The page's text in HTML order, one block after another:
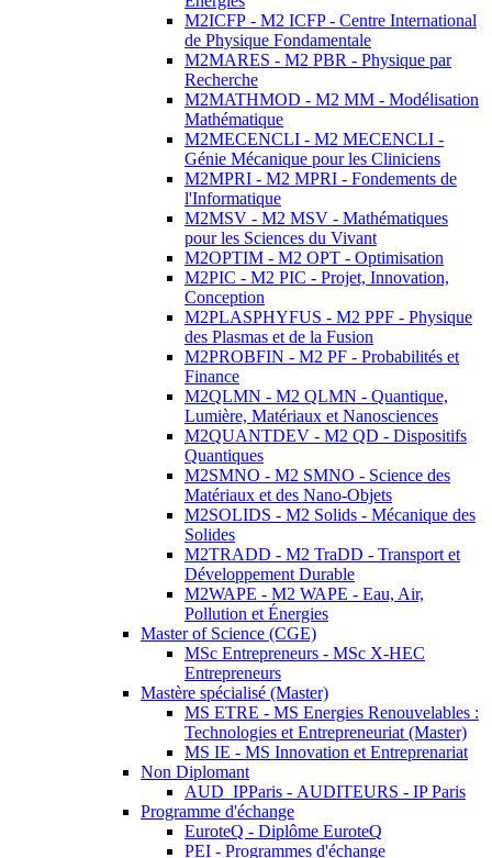
M2ICFP - M2 ICFP - Centre International
de Physique Fondamentale
M2MARES - M2 PBR - Physique par
Recherche
M2MATHMOD - M2 MM - Modélisation
Mathématique
M2MECENCLI - M2 MECENCLI -
Génie Mécanique pour les Cliniciens
M2MPRI - M2 MPRI - Fondements de
l'Informatique
M2MSV - M2 MSV - Mathématiques
pour les Sciences du Vivant
M2OPTIM - M2 OPT - Optimisation
M2PIC - M2 PIC - Projet, Innovation,
Conception
M2PLASPHYFUS - M2 PPF - Physique
des Plasmas et de la Fusion
M2PROBFIN - M2 PF - Probabilités et
Finance
M2QLMN - M2 QLMN - Quantique,
Lumière, Matériaux et Nanosciences
M2QUANTDEV - M2 QD - Dispositifs
Quantiques
M2SMNO - M2 SMNO - Science des
Matériaux et des Nano-Objets
M2SOLIDS - M2 Solids - Mécanique des
Solides
M2TRADD - M2 TraDD - Transport et
Développement Durable
M2WAPE - M2 WAPE - Eau, Air,
Pollution et Énergies
Master of Science (CGE)
MSc Entrepreneurs - MSc X-HEC
Entrepreneurs
Mastère spécialisé (Master)
MS ETRE - MS Energies Renouvelables :
Technologies et Entrepreneuriat (Master)
MS IE - MS Innovation et Entreprenariat
Non Diplomant
AUD_IPParis - AUDITEURS - IP Paris
Programme d'échange
EuroteQ - Diplôme EuroteQ
PEI - Programmes d'échange